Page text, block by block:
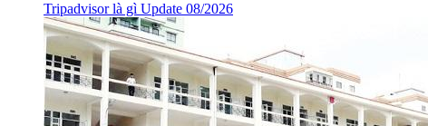
Tripadvisor là gì Update 08/2026